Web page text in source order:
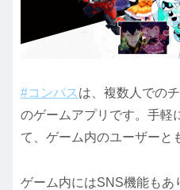
#コンパス は、複数人での
のゲームアプリです。手軽
て、ゲーム内のユーザーと
ゲーム内にはSNS機能もあ